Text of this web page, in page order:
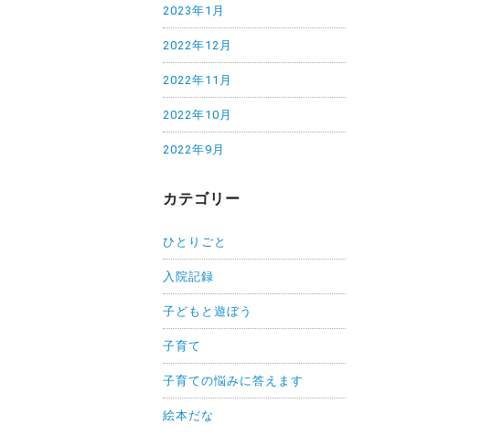
2023年1月
2022年12月
2022年11月
2022年10月
2022年9月
カテゴリー
ひとりごと
入院記録
子どもと遊ぼう
子育て
子育ての悩みに答えます
絵本だな